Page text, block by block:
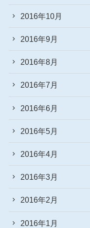
2016年10月
2016年9月
2016年8月
2016年7月
2016年6月
2016年5月
2016年4月
2016年3月
2016年2月
2016年1月